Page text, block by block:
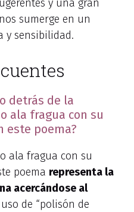
y una gran
sumerge en un
y sensibilidad.
detrás de la
ala fragua con su
este poema?
ala fragua con su
poema representa la
acercándose al
uso de “polisón de